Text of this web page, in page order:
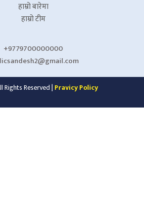
हाम्रो बारेमा
हाम्रो टीम
+9779700000000
Reserved | Pravicy Policy